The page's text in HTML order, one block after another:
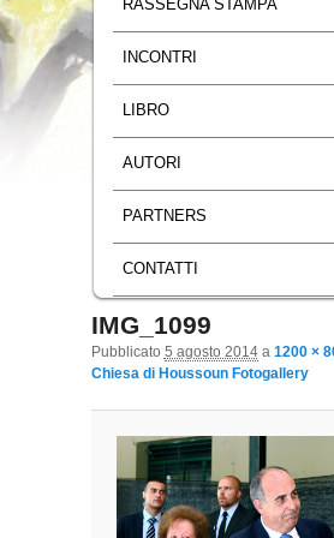
RASSEGNA STAMPA
INCONTRI
LIBRO
AUTORI
PARTNERS
CONTATTI
Navigazione immagini
IMG_1099
Pubblicato 5 agosto 2014a 1200 ×
Chiesa di Houssoun Fotogallery